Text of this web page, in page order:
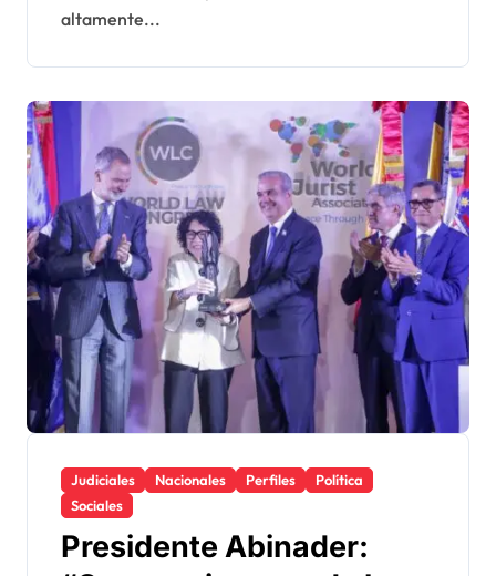
sostenible”
altamente...
Judiciales Nacionales Perfiles
Política
Sociales
Presidente Abinader: